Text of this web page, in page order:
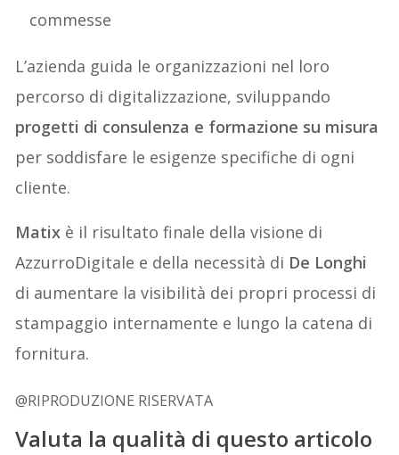
commesse
L’azienda guida le organizzazioni nel loro
percorso di digitalizzazione, sviluppando
progetti di consulenza e formazione su misura
per soddisfare le esigenze specifiche di ogni
cliente.
Matix è il risultato finale della visione di
AzzurroDigitale e della necessità di De Longhi
di aumentare la visibilità dei propri processi di
stampaggio internamente e lungo la catena di
fornitura.
@RIPRODUZIONE RISERVATA
Valuta la qualità di questo articolo